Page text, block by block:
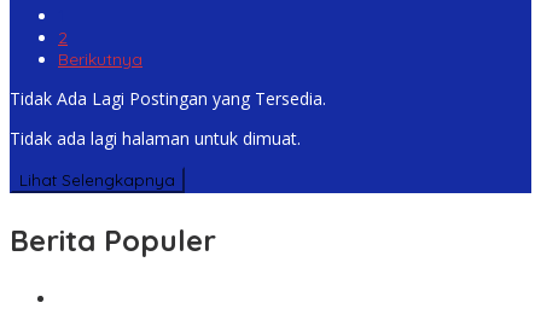
2
Berikutnya
Tidak Ada Lagi Postingan yang Tersedia.
Tidak ada lagi halaman untuk dimuat.
Lihat Selengkapnya
Berita Populer